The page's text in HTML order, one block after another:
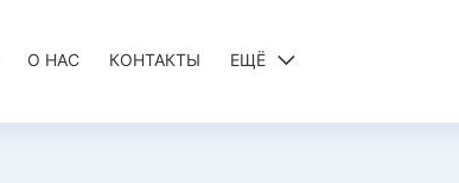
О НАС КОНТАКТЫ ЕЩЁ